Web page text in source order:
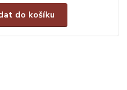
do košíku